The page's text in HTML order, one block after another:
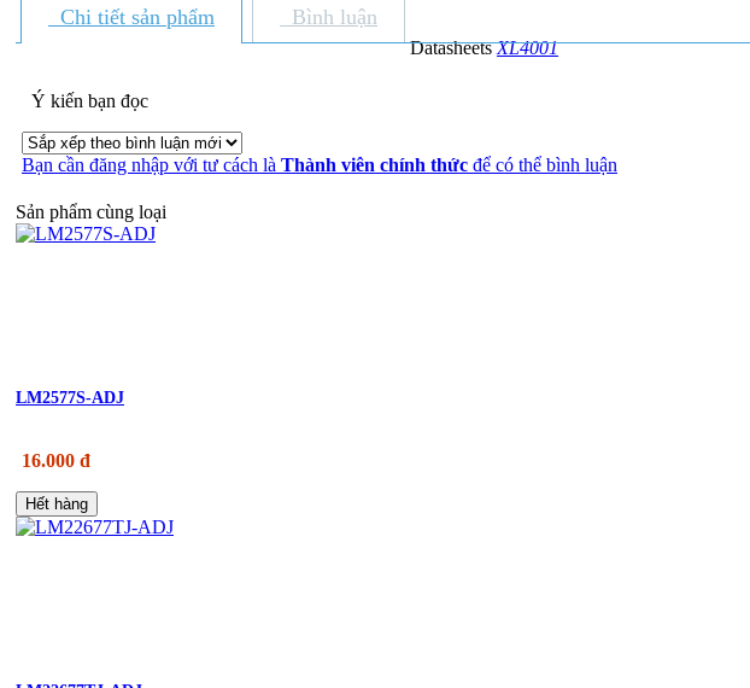
Chi tiết sản phẩm Bình luận
DatasheetsXL4001
Ý kiến bạn đọc
Bạn cần đăng nhập với tư cách là Thành viên chính thức để có thể bình luận
Sản phẩm cùng loại
LM2577S-ADJ
16.000 đ
Hết hàng